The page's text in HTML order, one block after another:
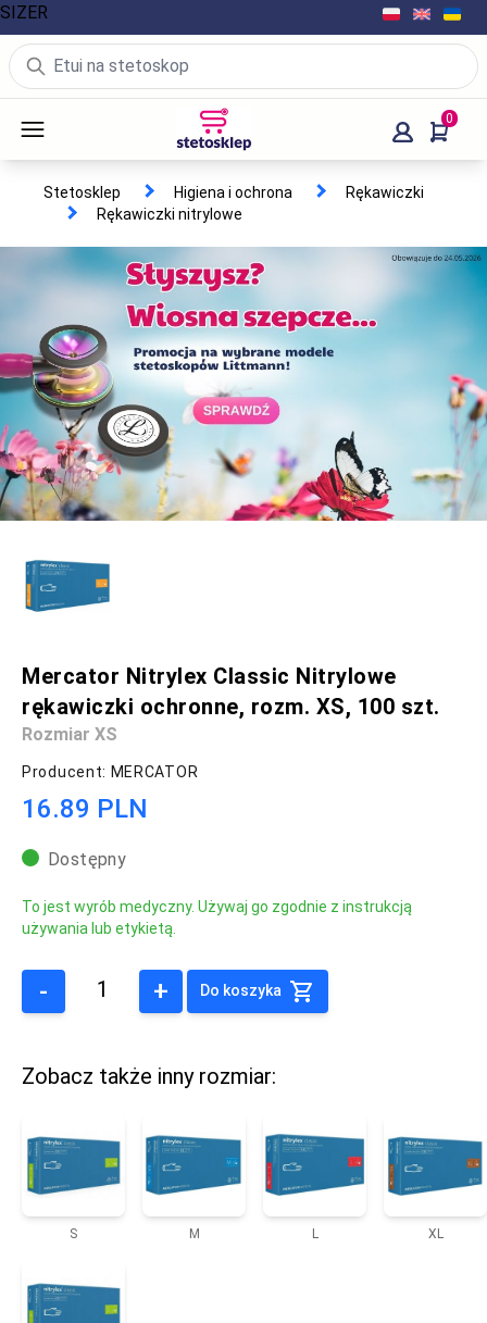
0
Stetosklep Higiena i ochrona
Rękawiczki
Rękawiczki nitrylowe
Mercator Nitrylex Classic Nitrylowe
rękawiczki ochronne, rozm. XS, 100 szt.
Rozmiar XS
Producent: MERCATOR
16.89 PLN
Dostępny
To jest wyrób medyczny. Używaj go zgodnie z instrukcją
używania lub etykietą.
- + Do koszyka
Zobacz także inny rozmiar:
S M L XL
SIZER